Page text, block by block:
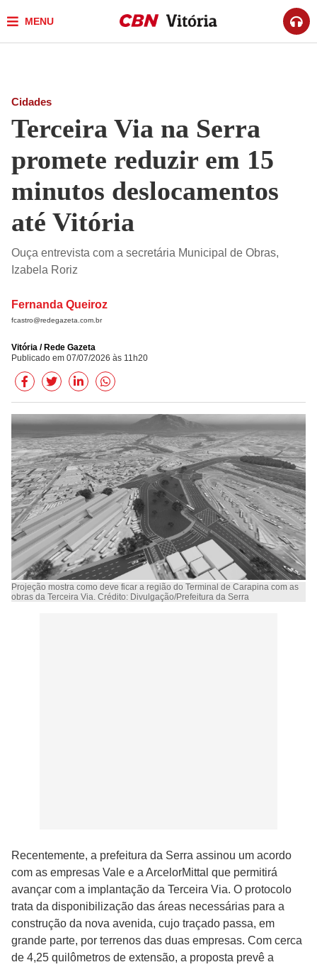
MENU
Cidades
Terceira Via na Serra
promete reduzir em 15
minutos deslocamentos
até Vitória
Ouça entrevista com a secretária Municipal de Obras,
Izabela Roriz
Fernanda Queiroz
fcastro@redegazeta.com.br
Vitória / Rede Gazeta
Publicado em 07/07/2026 às 11h20
Projeção mostra como deve ficar a região do Terminal de Carapina com as
obras da Terceira Via. Crédito: Divulgação/Prefeitura da Serra
Recentemente, a prefeitura da Serra assinou um acordo
com as empresas Vale e a ArcelorMittal que permitirá
avançar com a implantação da Terceira Via. O protocolo
trata da disponibilização das áreas necessárias para a
construção da nova avenida, cujo traçado passa, em
grande parte, por terrenos das duas empresas. Com cerca
de 4,25 quilômetros de extensão, a proposta prevê a